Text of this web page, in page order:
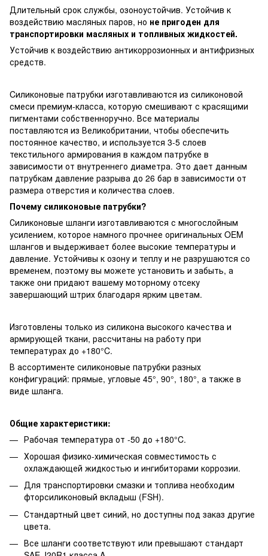
Длительный срок службы, озоноустойчив. Устойчив к
воздействию масляных паров, но не пригоден для
транспортировки масляных и топливных жидкостей.
Устойчив к воздействию антикоррозионных и антифризных
средств.
Cиликоновые патрубки изготавливаются из силиконовой
смеси премиум-класса, которую смешивают с красящими
пигментами собственноручно. Все материалы
поставляются из Великобритании, чтобы обеспечить
постоянное качество, и используется 3-5 слоев
текстильного армирования в каждом патрубке в
зависимости от внутреннего диаметра. Это дает данным
патрубкам давление разрыва до 26 бар в зависимости от
размера отверстия и количества слоев.
Почему силиконовые патрубки?
Силиконовые шланги изготавливаются с многослойным
усилением, которое намного прочнее оригинальных OEM
шлангов и выдерживает более высокие температуры и
давление. Устойчивы к озону и теплу и не разрушаются со
временем, поэтому вы можете установить и забыть, а
также они придают вашему моторному отсеку
завершающий штрих благодаря ярким цветам.
Изготовлены только из силикона высокого качества и
армирующей ткани, рассчитаны на работу при
температурах до +180°C.
В ассортименте силиконовые патрубки разных
конфигураций: прямые, угловые 45°, 90°, 180°, а также в
виде шланга.
Общие характеристики:
Рабочая температура от -50 до +180°C.
Хорошая физико-химическая совместимость с
охлаждающей жидкостью и ингибиторами коррозии.
Для транспортировки смазки и топлива необходим
фторсиликоновый вкладыш (FSH).
Стандартный цвет синий, но доступны под заказ другие
цвета.
Все шланги соответствуют или превышают стандарт